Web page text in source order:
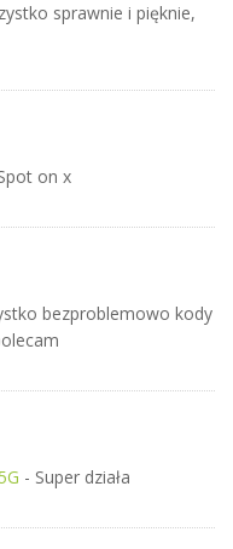
sprawnie i pięknie,
on x
bezproblemowo kody
- Super działa